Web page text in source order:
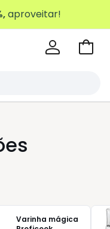
aproveitar!
Ir
Varinha mágica